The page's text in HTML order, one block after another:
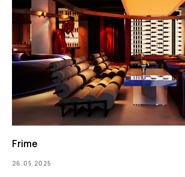
Frime
26.05.2025